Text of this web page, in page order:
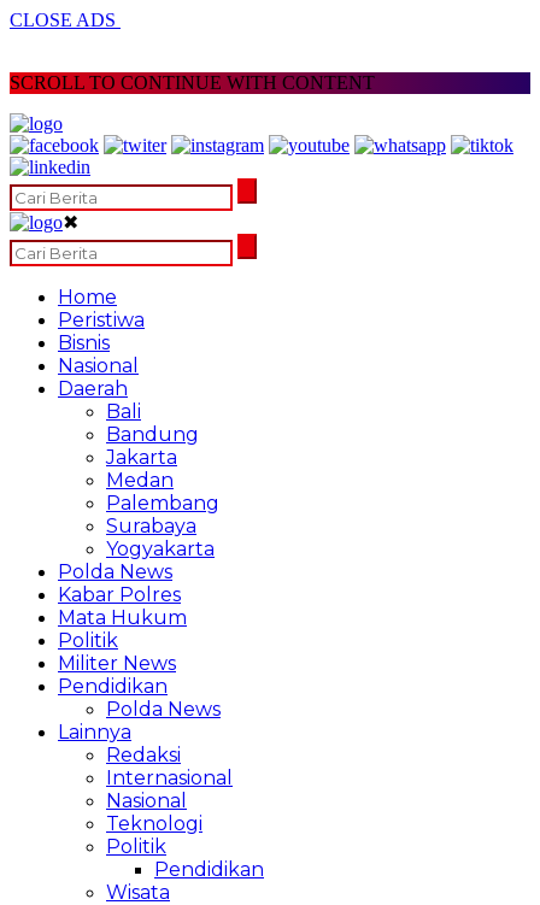
CLOSE ADS
SCROLL TO CONTINUE WITH CONTENT
✖
Home
Peristiwa
Bisnis
Nasional
Daerah
Bali
Bandung
Jakarta
Medan
Palembang
Surabaya
Yogyakarta
Polda News
Kabar Polres
Mata Hukum
Politik
Militer News
Pendidikan
Polda News
Lainnya
Redaksi
Internasional
Nasional
Teknologi
Politik
Pendidikan
Wisata